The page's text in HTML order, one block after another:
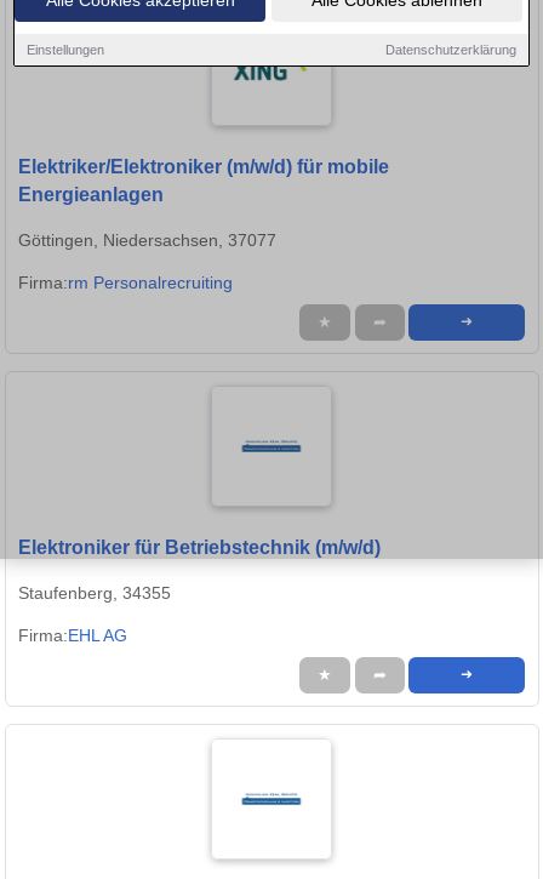
Einstellungen Datenschutzerklärung
Elektriker/Elektroniker (m/w/d) für mobile
Energieanlagen
Göttingen, Niedersachsen, 37077
Firma:rm Personalrecruiting
★ ➦ ➜
Elektroniker für Betriebstechnik (m/w/d)
Staufenberg, 34355
Firma:EHL AG
★ ➦ ➜